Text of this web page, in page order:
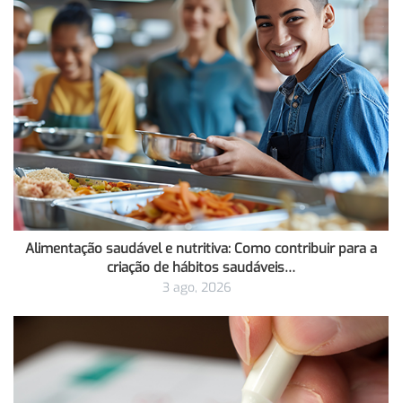
Alimentação saudável e nutritiva: Como contribuir para a
criação de hábitos saudáveis…
3 ago, 2026